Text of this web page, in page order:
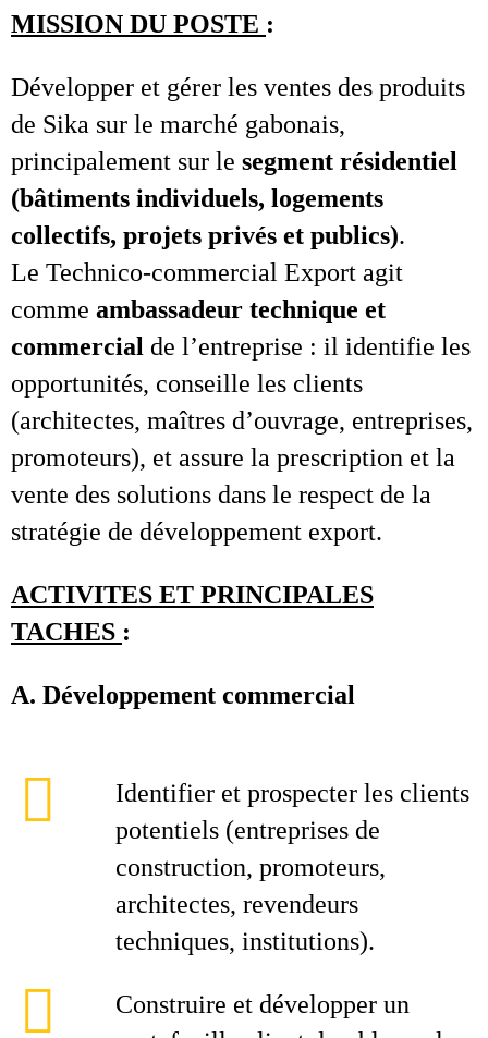
MISSION DU POSTE :
Développer et gérer les ventes des produits
de Sika sur le marché gabonais,
principalement sur le segment résidentiel
(bâtiments individuels, logements
collectifs, projets privés et publics).
Le Technico-commercial Export agit
comme ambassadeur technique et
commercial de l’entreprise : il identifie les
opportunités, conseille les clients
(architectes, maîtres d’ouvrage, entreprises,
promoteurs), et assure la prescription et la
vente des solutions dans le respect de la
stratégie de développement export.
ACTIVITES ET PRINCIPALES
TACHES :
A. Développement commercial
Identifier et prospecter les clients
potentiels (entreprises de
construction, promoteurs,
architectes, revendeurs
techniques, institutions).
Construire et développer un